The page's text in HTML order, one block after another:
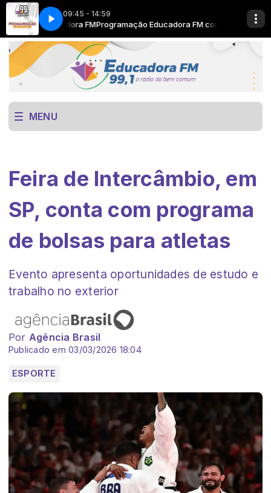
09:45 - 14:59
Educadora FMProgramação Educadora FM com Educadora FM
Now Playing info goes here
MENU
Feira de Intercâmbio, em
SP, conta com programa
de bolsas para atletas
Evento apresenta oportunidades de estudo e
trabalho no exterior
Por Agência Brasil
Publicado em 03/03/2026 18:04
ESPORTE